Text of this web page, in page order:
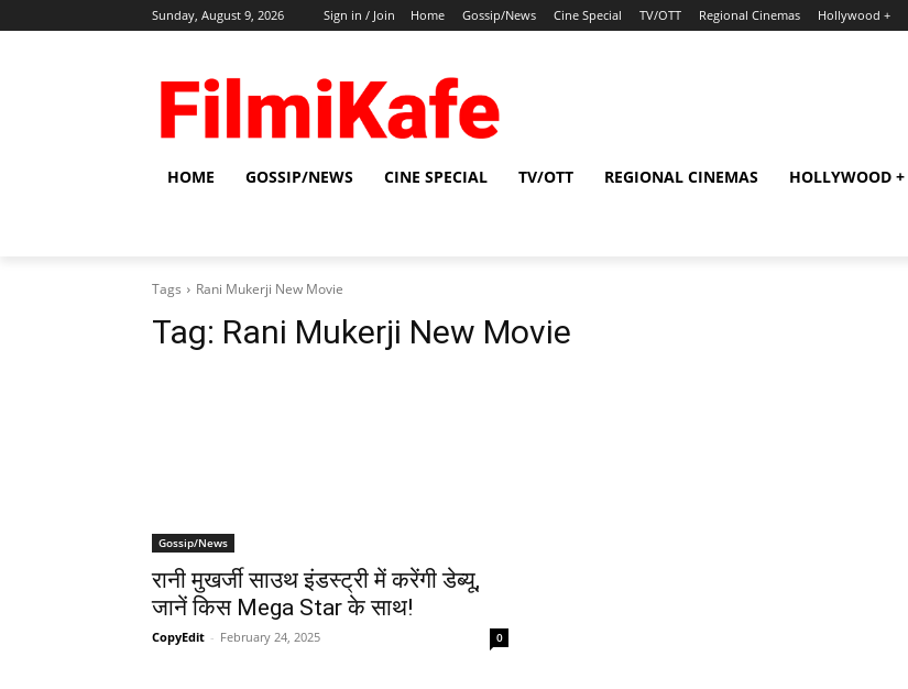
Sunday, August 9, 2026 Sign in / Join Home Gossip/News Cine Special TV/OTT Regional Cinemas Hollywood +
HOME GOSSIP/NEWS CINE SPECIAL TV/OTT REGIONAL CINEMAS HOLLYWOOD +
Tags Rani Mukerji New Movie
Tag: Rani Mukerji New Movie
Gossip/News
रानी मुखर्जी साउथ इंडस्ट्री में करेंगी डेब्यू,
जानें किस Mega Star के साथ!
CopyEdit - February 24, 2025 0